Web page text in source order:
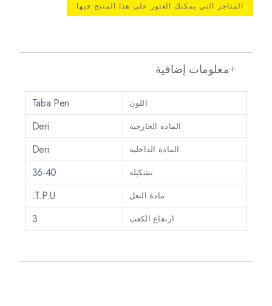
المتاجر التي يمكنك العثور على هذا المنتج فيها
معلومات إضافية
اللون Taba Pen
المادة الخارجية Deri
المادة الداخلية Deri
تشكيلة 36-40
مادة النعل T.P.U.
ارتفاع الكعب 3